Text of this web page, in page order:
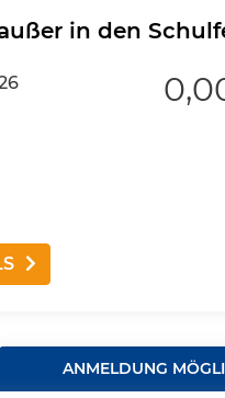
in den
ANMELDUNG